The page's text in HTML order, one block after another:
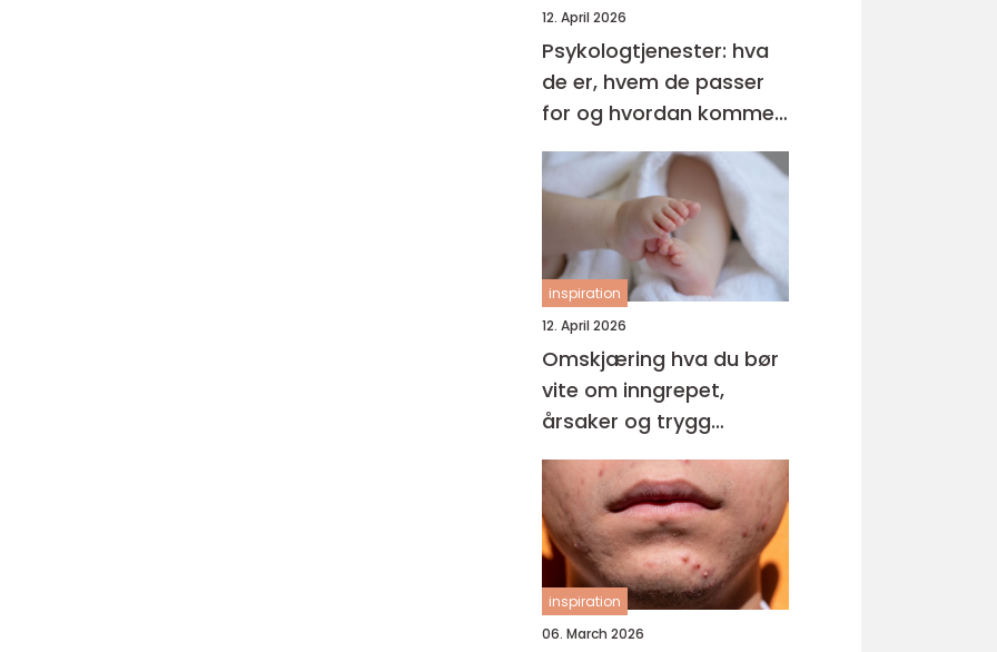
12. April 2026
Psykologtjenester: hva
de er, hvem de passer
for og hvordan komme i
gang
inspiration
12. April 2026
Omskjæring hva du bør
vite om inngrepet,
årsaker og trygg
behandling
inspiration
06. March 2026